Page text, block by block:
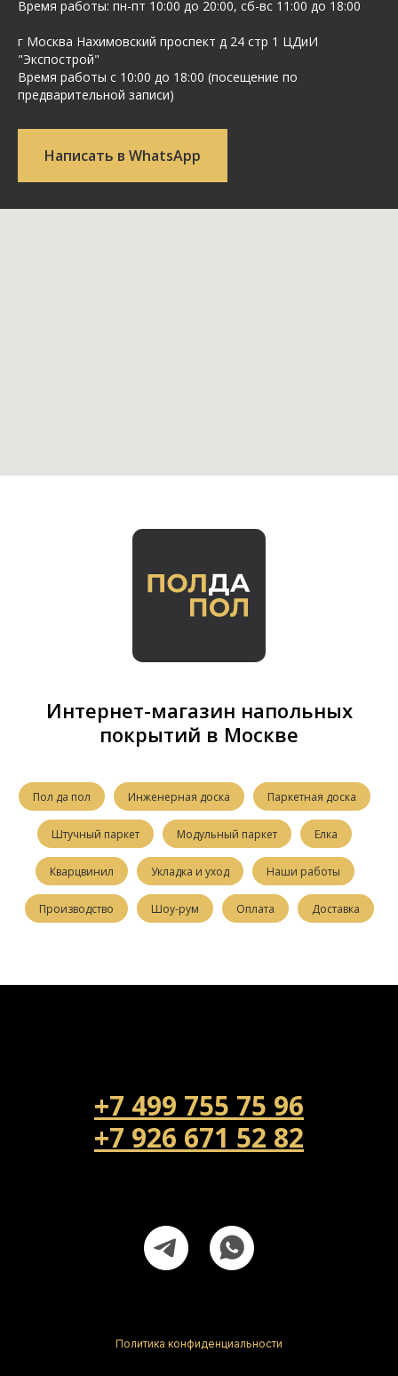
Время работы: пн-пт 10:00 до 20:00, сб-вс 11:00 до 18:00
г Москва Нахимовский проспект д 24 стр 1 ЦДиИ
"Экспострой"
Время работы с 10:00 до 18:00 (посещение по
предварительной записи)
Написать в WhatsApp
Интернет-магазин напольных
покрытий в Москве
Пол да пол Инженерная доска Паркетная доска
Штучный паркет Модульный паркет Елка
Кварцвинил Укладка и уход Наши работы
Производство Шоу-рум Оплата Доставка
+7 499 755 75 96
+7 926 671 52 82
Политика конфиденциальности